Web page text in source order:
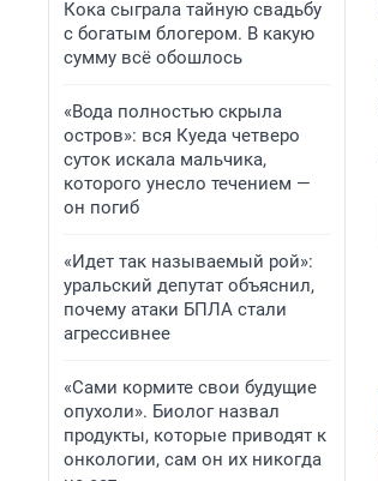
Кока сыграла тайную свадьбу
с богатым блогером. В какую
сумму всё обошлось
«Вода полностью скрыла
остров»: вся Куеда четверо
суток искала мальчика,
которого унесло течением —
он погиб
«Идет так называемый рой»:
уральский депутат объяснил,
почему атаки БПЛА стали
агрессивнее
«Сами кормите свои будущие
опухоли». Биолог назвал
продукты, которые приводят к
онкологии, сам он их никогда